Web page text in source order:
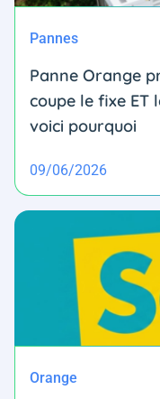
Pannes
Panne Orange
coupe le fixe ET
voici pourquoi
09/06/2026
Orange